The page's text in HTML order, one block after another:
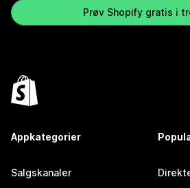
Prøv Shopify gratis i
Appkategorier
Salgskanaler